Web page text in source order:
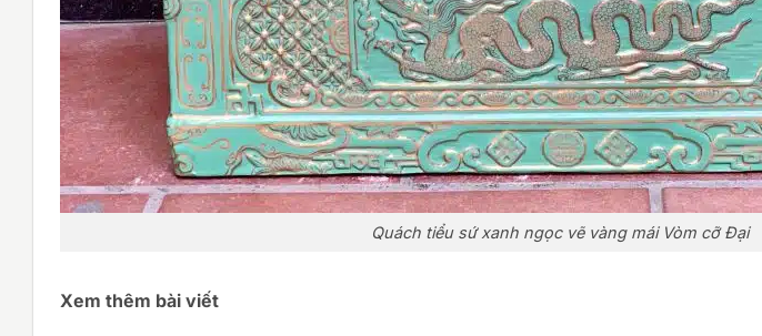
Quách tiểu sứ xanh ngọc vẽ vàng mái Vòm cỡ Đại
Xem thêm bài viết